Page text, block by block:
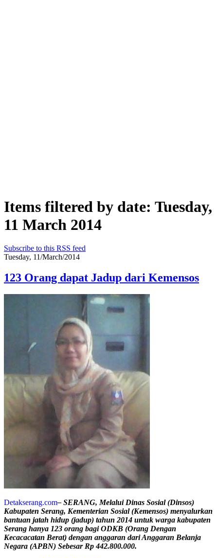
Items filtered by date: Tuesday,
11 March 2014
Subscribe to this RSS feed
Tuesday, 11/March/2014
123 Orang dapat Jadup dari Kemensos
Detakserang.com– SERANG, Melalui Dinas Sosial (Dinsos)
Kabupaten Serang, Kementerian Sosial (Kemensos) menyalurkan
bantuan jatah hidup (jadup) tahun 2014 untuk warga kabupaten
Serang hanya 123 orang bagi ODKB (Orang Dengan
Kecacacatan Berat) dengan anggaran dari Anggaran Belanja
Negara (APBN) Sebesar Rp 442.800.000.